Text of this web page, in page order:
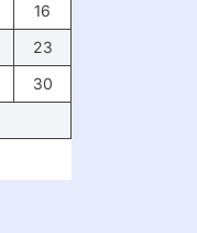
16
23
30